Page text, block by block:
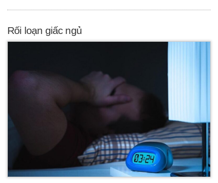
Rối loạn giấc ngủ